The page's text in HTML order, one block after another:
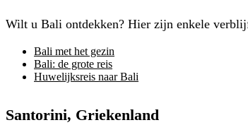
Wilt u Bali ontdekken? Hier zijn enkele
Bali met het gezin
Bali: de grote reis
Huwelijksreis naar Bali
Santorini, Griekenland